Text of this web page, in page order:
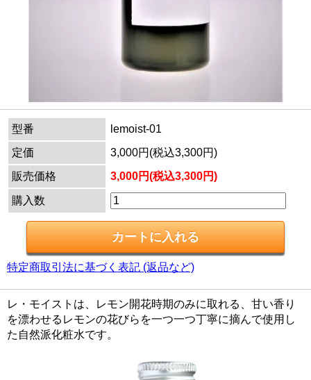
型番
lemoist-01
定価
3,000円(税込3,300円)
販売価格
3,000円(税込3,300円)
購入数
特定商取引法に基づく表記 (返品など)
レ・モイストは、レモン開花時期のみに取れる、甘い香り
を漂わせるレモンの花びらを一つ一つ丁寧に摘んで使用し
た自然派化粧水です。